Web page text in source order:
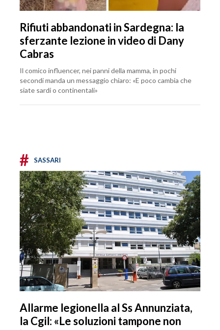
Rifiuti abbandonati in Sardegna: la
sferzante lezione in video di Dany
Cabras
Il comico influencer, nei panni della mamma, in pochi
secondi manda un messaggio chiaro: «E poco cambia che
siate sardi o continentali»
# SASSARI
Allarme legionella al Ss Annunziata,
la Cgil: «Le soluzioni tampone non